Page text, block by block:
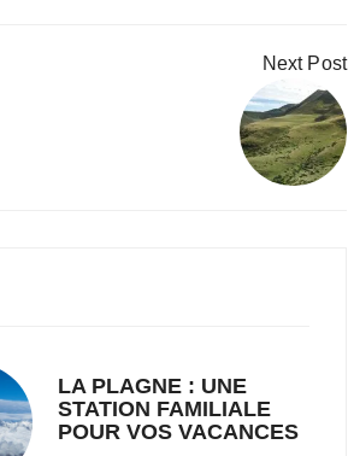
Next Post
LA PLAGNE : UNE
STATION FAMILIALE
POUR VOS VACANCES